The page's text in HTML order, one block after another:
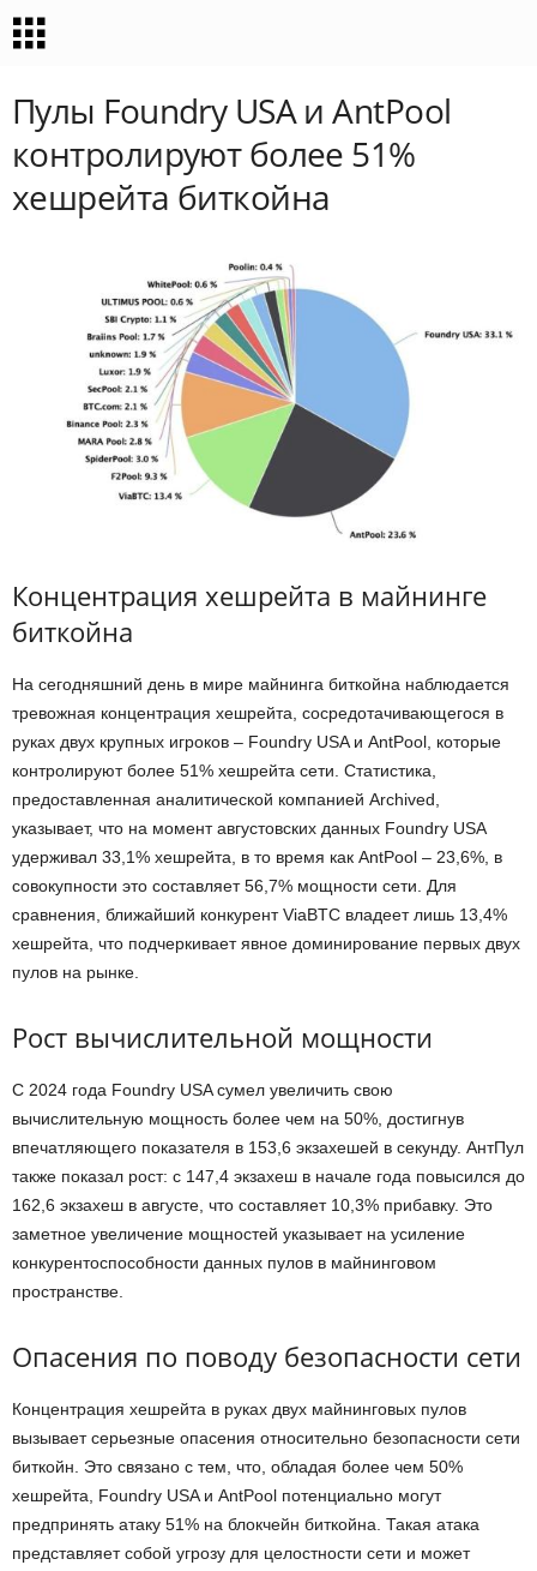
Пулы Foundry USA и AntPool
контролируют более 51%
хешрейта биткойна
Концентрация хешрейта в майнинге
биткойна
На сегодняшний день в мире майнинга биткойна наблюдается
тревожная концентрация хешрейта, сосредотачивающегося в
руках двух крупных игроков – Foundry USA и AntPool, которые
контролируют более 51% хешрейта сети. Статистика,
предоставленная аналитической компанией Archived,
указывает, что на момент августовских данных Foundry USA
удерживал 33,1% хешрейта, в то время как AntPool – 23,6%, в
совокупности это составляет 56,7% мощности сети. Для
сравнения, ближайший конкурент ViaBTC владеет лишь 13,4%
хешрейта, что подчеркивает явное доминирование первых двух
пулов на рынке.
Рост вычислительной мощности
С 2024 года Foundry USA сумел увеличить свою
вычислительную мощность более чем на 50%, достигнув
впечатляющего показателя в 153,6 экзахешей в секунду. АнтПул
также показал рост: с 147,4 экзахеш в начале года повысился до
162,6 экзахеш в августе, что составляет 10,3% прибавку. Это
заметное увеличение мощностей указывает на усиление
конкурентоспособности данных пулов в майнинговом
пространстве.
Опасения по поводу безопасности сети
Концентрация хешрейта в руках двух майнинговых пулов
вызывает серьезные опасения относительно безопасности сети
биткойн. Это связано с тем, что, обладая более чем 50%
хешрейта, Foundry USA и AntPool потенциально могут
предпринять атаку 51% на блокчейн биткойна. Такая атака
представляет собой угрозу для целостности сети и может